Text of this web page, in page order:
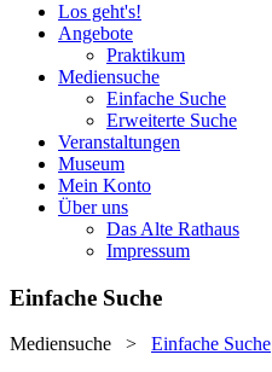
Los geht's!
Angebote
Praktikum
Mediensuche
Einfache Suche
Erweiterte Suche
Veranstaltungen
Museum
Mein Konto
Über uns
Das Alte Rathaus
Impressum
Einfache Suche
Mediensuche > Einfache Suche